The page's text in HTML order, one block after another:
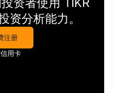
资分析能力。
注册
用卡